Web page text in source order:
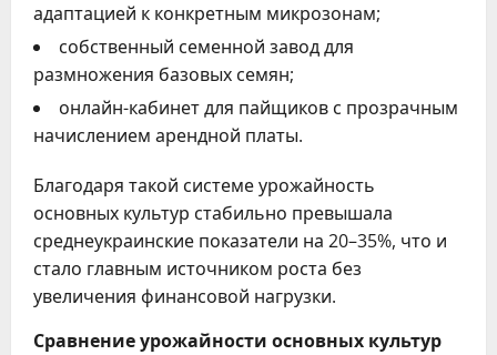
адаптацией к конкретным микрозонам;
собственный семенной завод для
размножения базовых семян;
онлайн-кабинет для пайщиков с прозрачным
начислением арендной платы.
Благодаря такой системе урожайность
основных культур стабильно превышала
среднеукраинские показатели на 20–35%, что и
стало главным источником роста без
увеличения финансовой нагрузки.
Сравнение урожайности основных культур